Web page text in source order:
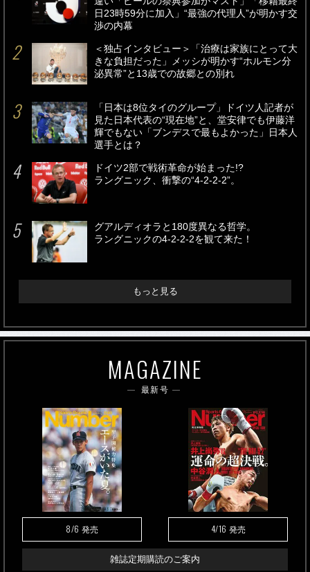
日23時59分に加入」“最強の代理人”が明かす交
渉の内幕
＜独占インタビュー＞「治療は家族にとって大
きな負担だった」メッシが明かす“ホルモン分
泌異常”と13歳での故郷との別れ
「日本は8位タイのグループ」ドイツ人記者が
見た日本代表の“現在地”と、堂安律でも伊藤洋
輝でもない「ブンデスで最もよかった」日本人
選手とは？
ドイツ2部で戦術革命が始まった!?
ラングニック、衝撃の“4-2-2-2”。
グアルディオラと180度異なる哲学。
ラングニックの4-2-2-2を観て来た！
もっと見る
MAGAZINE
最新号
8/6 発売 4/16 発売
雑誌定期購読のご案内